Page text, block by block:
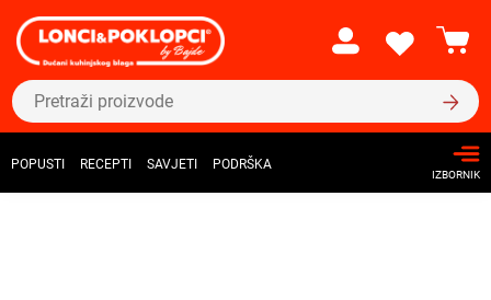
POPUSTI RECEPTI SAVJETI PODRŠKA
IZBORNIK